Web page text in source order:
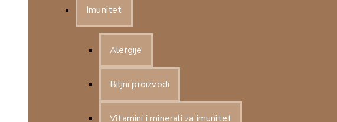
Imunitet
Alergije
Biljni proizvodi
Vitamini i minerali za imunitet